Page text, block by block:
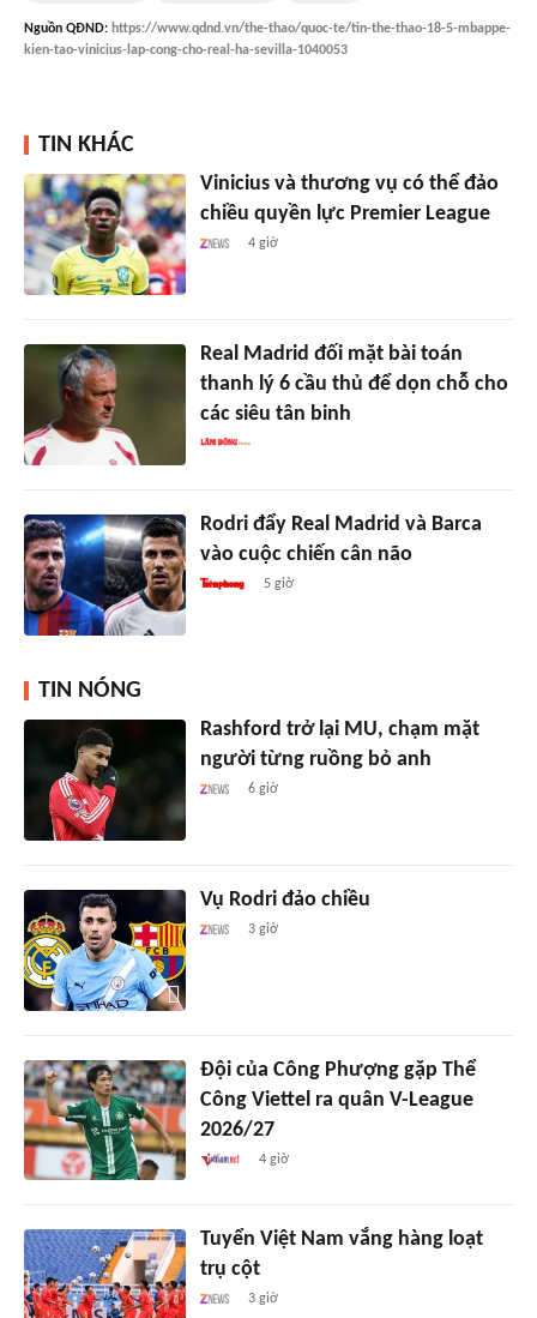
Nguồn QĐND: https://www.qdnd.vn/the-thao/quoc-te/tin-the-thao-18-5-mbappe-
kien-tao-vinicius-lap-cong-cho-real-ha-sevilla-1040053
TIN KHÁC
Vinicius và thương vụ có thể đảo
chiều quyền lực Premier League
4 giờ
Real Madrid đối mặt bài toán
thanh lý 6 cầu thủ để dọn chỗ cho
các siêu tân binh
Rodri đẩy Real Madrid và Barca
vào cuộc chiến cân não
5 giờ
TIN NÓNG
Rashford trở lại MU, chạm mặt
người từng ruồng bỏ anh
6 giờ
Vụ Rodri đảo chiều
3 giờ
Đội của Công Phượng gặp Thể
Công Viettel ra quân V-League
2026/27
4 giờ
Tuyển Việt Nam vắng hàng loạt
trụ cột
3 giờ